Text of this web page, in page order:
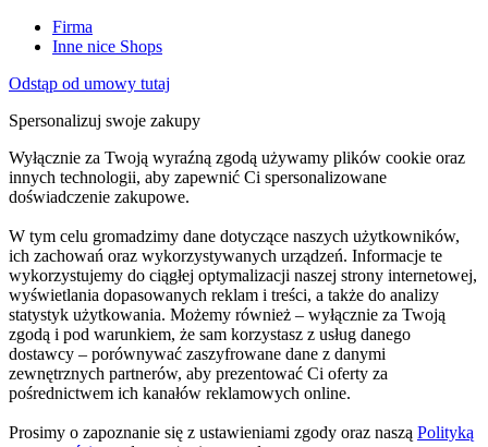
Firma
Inne nice Shops
Odstąp od umowy tutaj
Spersonalizuj swoje zakupy
Wyłącznie za Twoją wyraźną zgodą używamy plików cookie oraz
innych technologii, aby zapewnić Ci spersonalizowane
doświadczenie zakupowe.
W tym celu gromadzimy dane dotyczące naszych użytkowników,
ich zachowań oraz wykorzystywanych urządzeń. Informacje te
wykorzystujemy do ciągłej optymalizacji naszej strony internetowej,
wyświetlania dopasowanych reklam i treści, a także do analizy
statystyk użytkowania. Możemy również – wyłącznie za Twoją
zgodą i pod warunkiem, że sam korzystasz z usług danego
dostawcy – porównywać zaszyfrowane dane z danymi
zewnętrznych partnerów, aby prezentować Ci oferty za
pośrednictwem ich kanałów reklamowych online.
Prosimy o zapoznanie się z ustawieniami zgody oraz naszą Polityką